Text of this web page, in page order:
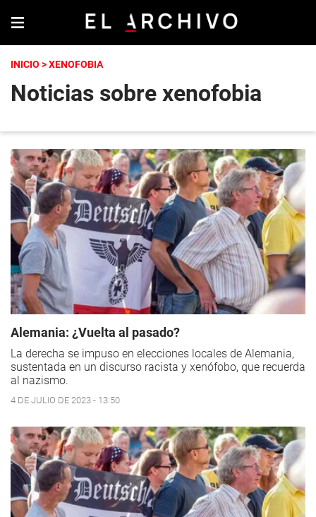
INICIO > XENOFOBIA
Noticias sobre xenofobia
Alemania: ¿Vuelta al pasado?
La derecha se impuso en elecciones locales de Alemania,
sustentada en un discurso racista y xenófobo, que recuerda
al nazismo.
4 DE JULIO DE 2023 - 13:50